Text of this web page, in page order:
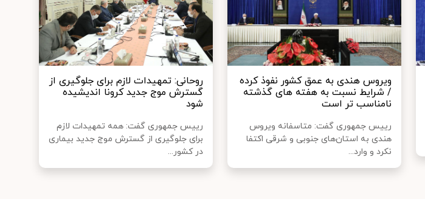
ویروس هندی به عمق کشور نفوذ کرده
/ شرایط نسبت به هفته های گذشته
نامناسب تر است
رییس جمهوری گفت: متاسفانه ویروس
هندی به استان‌های جنوبی و شرقی اکتفا
نکرد و وارد...
روحانی: تمهیدات لازم برای جلوگیری از
گسترش موج جدید کرونا اندیشیده
شود
رییس جمهوری گفت: همه تمهیدات لازم
برای جلوگیری از گسترش موج جدید بیماری
در کشور...